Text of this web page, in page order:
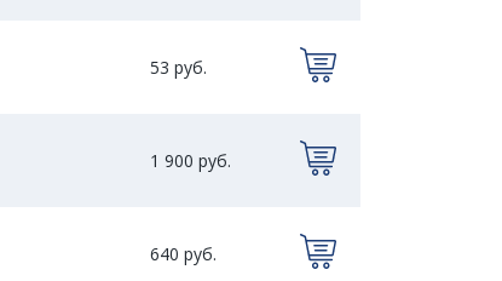
53 руб.
1 900 руб.
640 руб.